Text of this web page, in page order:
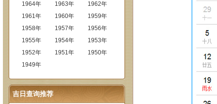
1964年
1963年
1962年
1961年
1960年
1959年
1958年
1957年
1956年
1955年
1954年
1953年
1952年
1951年
1950年
1949年
吉日查询推荐